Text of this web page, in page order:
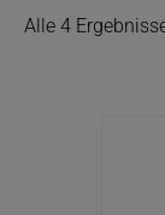
Alle 4